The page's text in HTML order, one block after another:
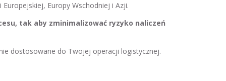
Europy Wschodniej i Azji.
tak aby zminimalizować ryzyko naliczeń
dostosowane do Twojej operacji logistycznej.